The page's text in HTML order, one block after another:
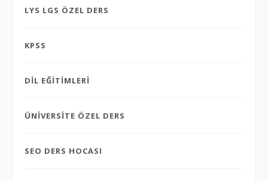
LYS LGS ÖZEL DERS
KPSS
DİL EĞİTİMLERİ
ÜNİVERSİTE ÖZEL DERS
SEO DERS HOCASI